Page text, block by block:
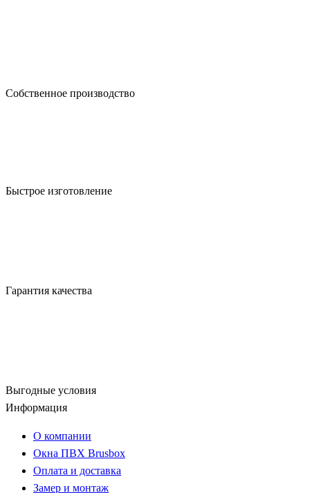
Собственное производство
Быстрое изготовление
Гарантия качества
Выгодные условия
Информация
О компании
Окна ПВХ Brusbox
Оплата и доставка
Замер и монтаж